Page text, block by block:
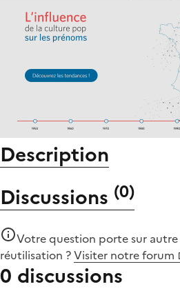
Description
Discussions (0)
Votre question porte sur
réutilisation ?Visiter notre forum
0 discussions